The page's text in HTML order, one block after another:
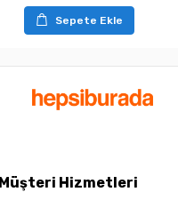
Sepete Ekle
Müşteri Hizmetleri